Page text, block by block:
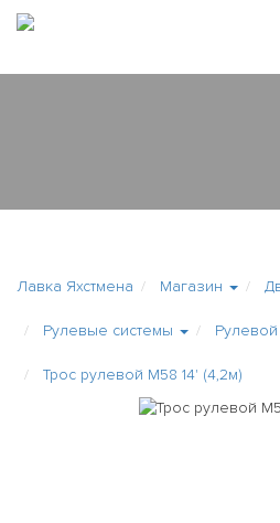
Лавка Яхстмена Магазин
Рулевые системы Рулевой
Трос рулевой М58 14' (4,2м)